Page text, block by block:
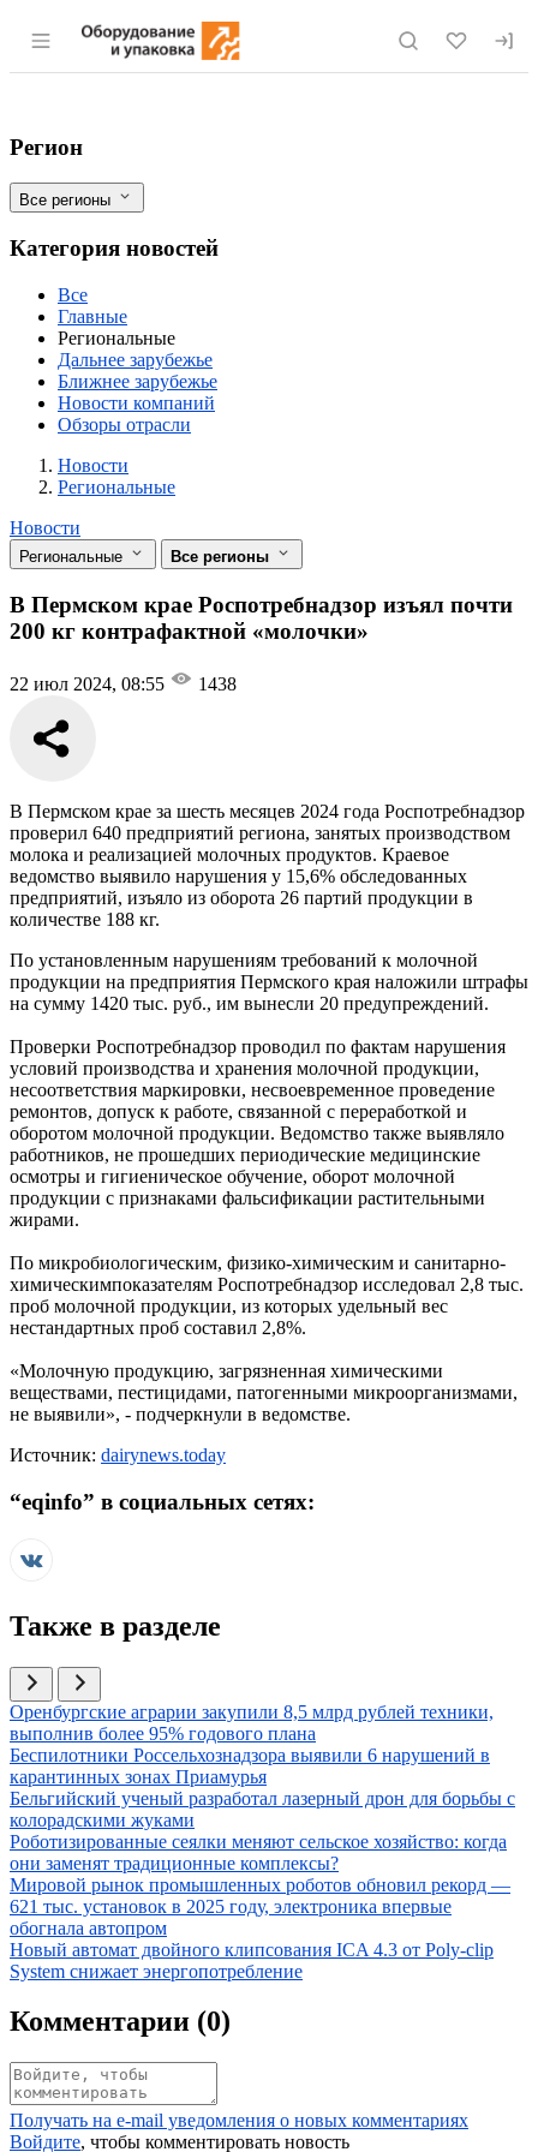
Раздел навигации по сайту eqinfo.ru
В Пермском крае Роспотребнадзор
Фильтры
Регион
Все регионы
Категория новостей
Все
Главные
Региональные
Дальнее зарубежье
Ближнее зарубежье
Новости компаний
Обзоры отрасли
Новости
Разделы
Новости
Региональные
Новости
Региональные Все регионы
В Пермском крае Роспотребнадзор изъял почти
200 кг контрафактной «молочки»
22 июл 2024, 08:55 1438
В Пермском крае за шесть месяцев 2024 года Роспотребнадзор
проверил 640 предприятий региона, занятых производством
молока и реализацией молочных продуктов. Краевое
ведомство выявило нарушения у 15,6% обследованных
предприятий, изъяло из оборота 26 партий продукции в
количестве 188 кг.
По установленным нарушениям требований к молочной
продукции на предприятия Пермского края наложили штрафы
на сумму 1420 тыс. руб., им вынесли 20 предупреждений.
Проверки Роспотребнадзор проводил по фактам нарушения
условий производства и хранения молочной продукции,
несоответствия маркировки, несвоевременное проведение
ремонтов, допуск к работе, связанной с переработкой и
оборотом молочной продукции. Ведомство также выявляло
работников, не прошедших периодические медицинские
осмотры и гигиеническое обучение, оборот молочной
продукции с признаками фальсификации растительными
жирами.
По микробиологическим, физико-химическим и санитарно-
химическимпоказателям Роспотребнадзор исследовал 2,8 тыс.
проб молочной продукции, из которых удельный вес
нестандартных проб составил 2,8%.
«Молочную продукцию, загрязненная химическими
веществами, пестицидами, патогенными микроорганизмами,
не выявили», - подчеркнули в ведомстве.
Источник: dairynews.today
“eqinfo” в социальных сетях:
Также в разделе
Иллюстрация новости
Оренбургские аграрии закупили 8,5 млрд рублей техники,
выполнив более 95% годового плана
Иллюстрация новости
Беспилотники Россельхознадзора выявили 6 нарушений в
карантинных зонах Приамурья
Иллюстрация новости
Бельгийский ученый разработал лазерный дрон для борьбы с
колорадскими жуками
Иллюстрация новости
Роботизированные сеялки меняют сельское хозяйство: когда
они заменят традиционные комплексы?
Иллюстрация новости
Мировой рынок промышленных роботов обновил рекорд —
621 тыс. установок в 2025 году, электроника впервые
обогнала автопром
Иллюстрация новости
Новый автомат двойного клипсования ICA 4.3 от Poly-clip
System снижает энергопотребление
Комментарии (0)
Получать на e‑mail уведомления о новых комментариях
Войдите, чтобы комментировать новость